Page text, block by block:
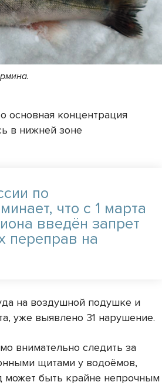
основная концентрация
в нижней зоне
по
что с 1 марта
введён запрет
переправ на
на воздушной подушке и
уже выявлено 31 нарушение.
внимательно следить за
щитами у водоёмов,
может быть крайне непрочным